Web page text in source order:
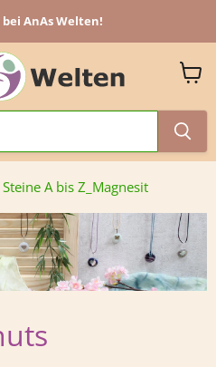
AnAs Welten!
Steine A bis Z_Magnesit